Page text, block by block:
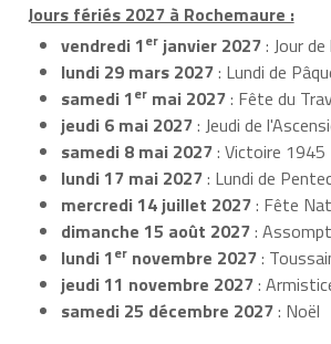
Jours fériés 2027 à Rochemaure :
vendredi 1er janvier 2027: Jour de
lundi 29 mars 2027: Lundi de
samedi 1er mai 2027: Fête du
jeudi 6 mai 2027: Jeudi de
samedi 8 mai 2027: Victoire 1945
lundi 17 mai 2027: Lundi de
mercredi 14 juillet 2027: Fête
dimanche 15 août 2027:
lundi 1er novembre 2027:
jeudi 11 novembre 2027:
samedi 25 décembre 2027: Noël